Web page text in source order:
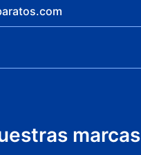
marcas